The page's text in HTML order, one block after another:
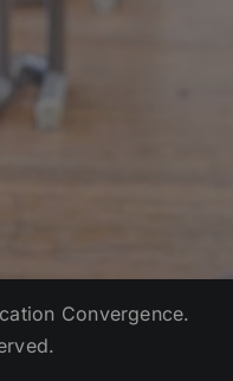
Convergence.